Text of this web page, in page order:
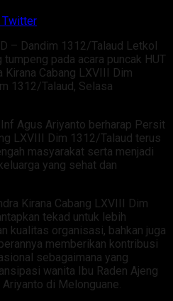
Twitter
– Dandim 1312/Talaud Letkol
pada acara puncak HUT
Cabang LXVIII Dim
1312/Talaud, Selasa
Agus Ariyanto berharap Persit
LXVIII Dim 1312/Talaud terus
masyarakat serta menjadi
yang sehat dan
Kirana Cabang LXVIII Dim
tekad untuk lebih
kualitas organisasi, bahkan juga
memberikan kontribusi
sebagaimana yang
wanita Ibu Raden Ajeng
di Melonguane.